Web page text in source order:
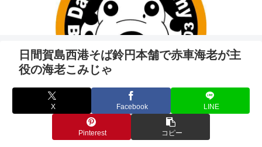
日間賀島西港そば鈴円本舗で赤車海老が主
役の海老こみじゃ
X Facebook LINE
Pinterest コピー